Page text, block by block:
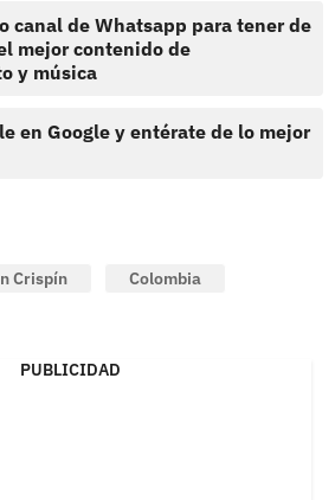
canal de Whatsapp para tener de
mejor contenido de
y música
en Google y entérate de lo mejor
Crispín Colombia
PUBLICIDAD